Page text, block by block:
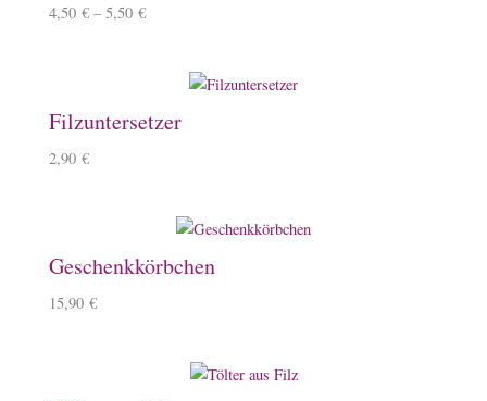
4,50 € –5,50 €
Filzuntersetzer
2,90 €
Geschenkkörbchen
15,90 €